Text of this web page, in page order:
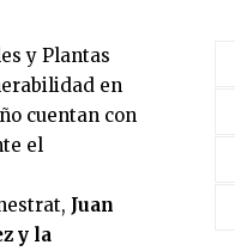
y Plantas
en
cuentan con
el
Juan
y la